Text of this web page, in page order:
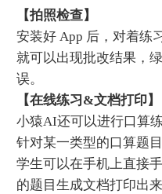
【拍照检查】
安装好 App 后，对着练
就可以出现批改结果，
误。
【在线练习&文档打印】
小猿AI还可以进行口算
针对某一类型的口算题
学生可以在手机上直接
的题目生成文档打印出来